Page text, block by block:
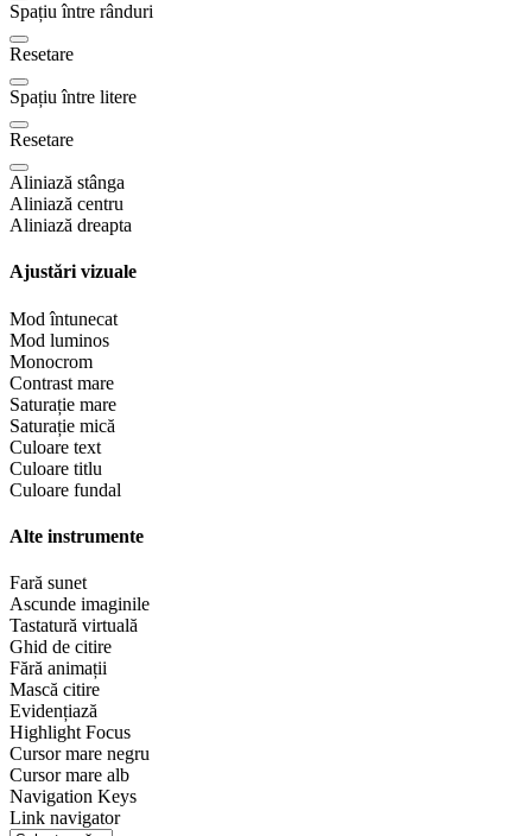
Spațiu între rânduri
Resetare
Spațiu între litere
Resetare
Aliniază stânga
Aliniază centru
Aliniază dreapta
Ajustări vizuale
Mod întunecat
Mod luminos
Monocrom
Contrast mare
Saturație mare
Saturație mică
Culoare text
Culoare titlu
Culoare fundal
Alte instrumente
Fară sunet
Ascunde imaginile
Tastatură virtuală
Ghid de citire
Fără animații
Mască citire
Evidențiază
Highlight Focus
Cursor mare negru
Cursor mare alb
Navigation Keys
Link navigator